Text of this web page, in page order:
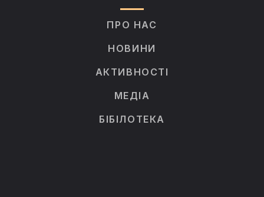
ПРО НАС
НОВИНИ
АКТИВНОСТІ
МЕДІА
БІБІЛОТЕКА